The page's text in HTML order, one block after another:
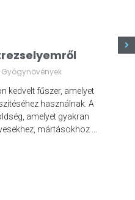
Gyógynövények
kedvelt fűszer, amelyet
használnak. A
amelyet gyakran
mártásokhoz …